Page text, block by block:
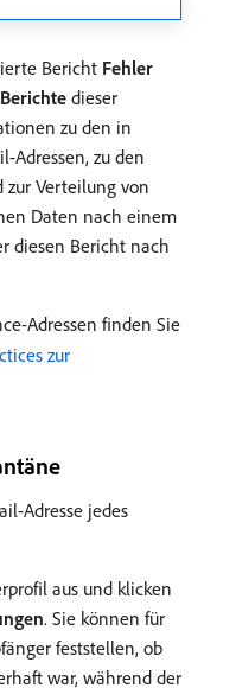
Bericht Fehler
Berichte dieser
zu den in
Adressen, zu den
Verteilung von
Daten nach einem
diesen Bericht nach
Adressen finden Sie
zur
Adresse jedes
aus und klicken
. Sie können für
feststellen, ob
war, während der